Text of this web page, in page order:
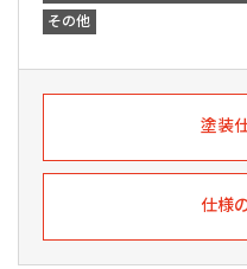
その他
塗装
仕様